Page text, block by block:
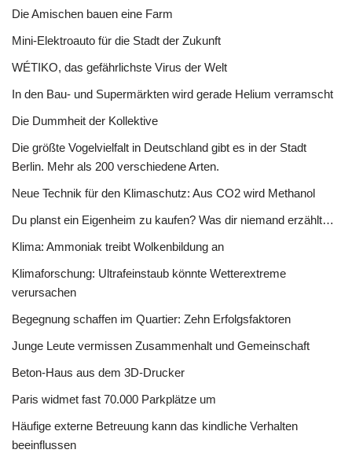
Die Amischen bauen eine Farm
Mini-Elektroauto für die Stadt der Zukunft
WÉTIKO, das gefährlichste Virus der Welt
In den Bau- und Supermärkten wird gerade Helium verramscht
Die Dummheit der Kollektive
Die größte Vogelvielfalt in Deutschland gibt es in der Stadt
Berlin. Mehr als 200 verschiedene Arten.
Neue Technik für den Klimaschutz: Aus CO2 wird Methanol
Du planst ein Eigenheim zu kaufen? Was dir niemand erzählt…
Klima: Ammoniak treibt Wolkenbildung an
Klimaforschung: Ultrafeinstaub könnte Wetterextreme
verursachen
Begegnung schaffen im Quartier: Zehn Erfolgsfaktoren
Junge Leute vermissen Zusammenhalt und Gemeinschaft
Beton-Haus aus dem 3D-Drucker
Paris widmet fast 70.000 Parkplätze um
Häufige externe Betreuung kann das kindliche Verhalten
beeinflussen